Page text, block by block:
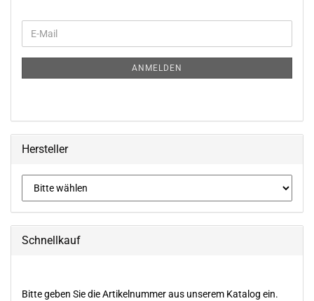
ZUR
E-
Mail
ANMELDEN
Hersteller
Schnellkauf
BITTE
Bitte geben Sie die Artikelnummer aus unserem Katalog ein.